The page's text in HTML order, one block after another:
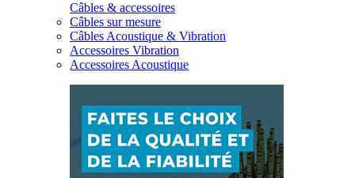
Câbles & accessoires
Câbles sur mesure
Câbles Acoustique & Vibration
Accessoires Vibration
Accessoires Acoustique